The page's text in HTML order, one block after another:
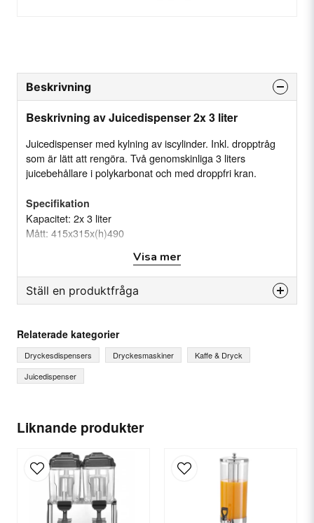
Liknande produkter
Beskrivning
Beskrivning av Juicedispenser 2x 3 liter
Juicedispenser med kylning av iscylinder. Inkl. dropptråg
som är lätt att rengöra. Två genomskinliga 3 liters
juicebehållare i polykarbonat och med droppfri kran.
Specifikation
Kapacitet: 2x 3 liter
Mått: 415x315x(h)490
Material: 18/8 rostfritt stål, PC-plast
Visa mer
Ställ en produktfråga
Fråga oss något om denna produkten...
E-postadress
Relaterade kategorier
Dryckesdispensers Dryckesmaskiner
Kaffe & Dryck
Juicedispenser